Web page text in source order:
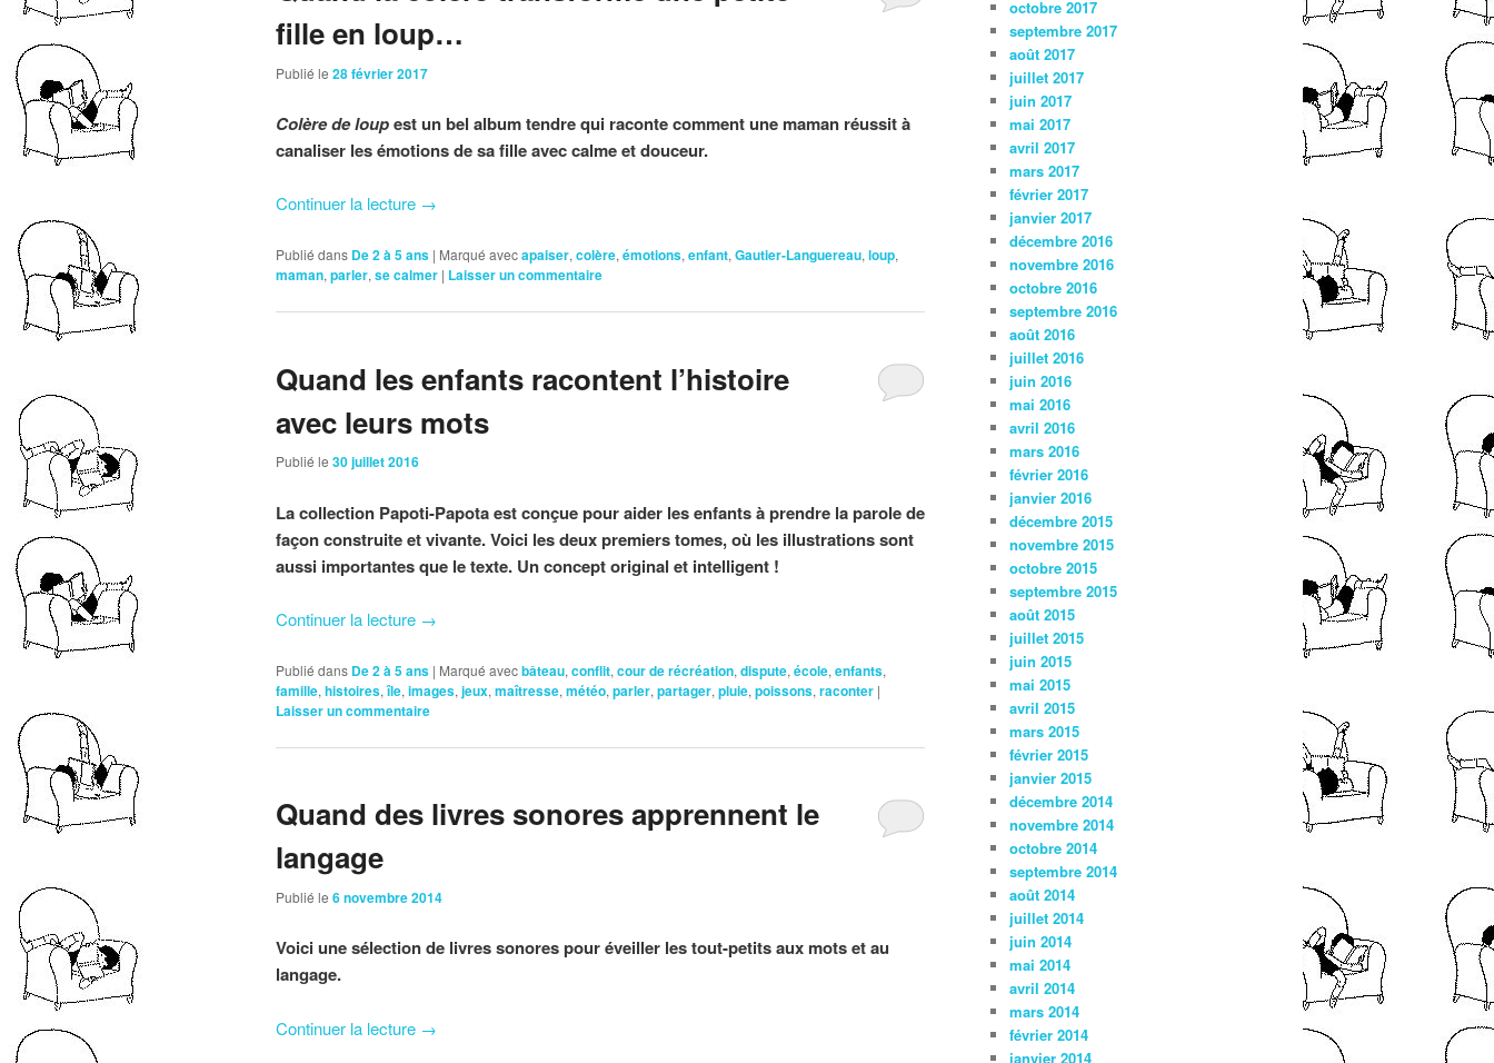
fille en loup…
Publié le 28 février 2017
Colère de loupest un bel album tendre qui raconte comment une maman réussit à
canaliser les émotions de sa fille avec calme et douceur.
Continuer la lecture →
Publié dans De 2 à 5 ans | Marqué avecapaiser, colère, émotions, enfant, Gautier-Languereau, loup,
maman, parler, se calmer | Laisser un commentaire
Quand les enfants racontent l’histoire
avec leurs mots
Publié le 30 juillet 2016
La collection Papoti-Papota est conçue pour aider les enfants à prendre la parole de
façon construite et vivante. Voici les deux premiers tomes, où les illustrations sont
aussi importantes que le texte. Un concept original et intelligent !
Continuer la lecture →
Publié dans De 2 à 5 ans | Marqué avecbâteau, conflit, cour de récréation, dispute, école, enfants,
famille, histoires,île, images, jeux, maîtresse, météo, parler, partager, pluie, poissons, raconter |
Laisser un commentaire
Quand des livres sonores apprennent le
langage
Publié le 6 novembre 2014
Voici une sélection de livres sonores pour éveiller les tout-petits aux mots et au
langage.
Continuer la lecture →
octobre 2017
septembre 2017
août 2017
juillet 2017
juin 2017
mai 2017
avril 2017
mars 2017
février 2017
janvier 2017
décembre 2016
novembre 2016
octobre 2016
septembre 2016
août 2016
juillet 2016
juin 2016
mai 2016
avril 2016
mars 2016
février 2016
janvier 2016
décembre 2015
novembre 2015
octobre 2015
septembre 2015
août 2015
juillet 2015
juin 2015
mai 2015
avril 2015
mars 2015
février 2015
janvier 2015
décembre 2014
novembre 2014
octobre 2014
septembre 2014
août 2014
juillet 2014
juin 2014
mai 2014
avril 2014
mars 2014
février 2014
janvier 2014